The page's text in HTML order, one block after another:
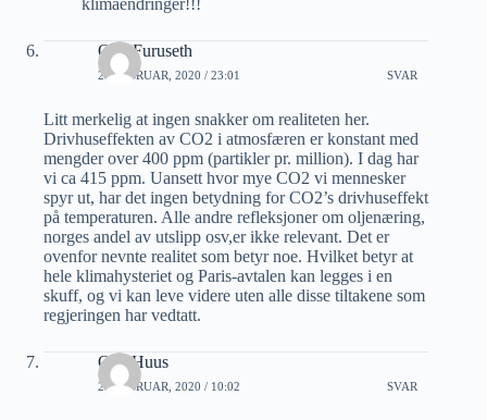
klimaendringer!!!
Odd Furuseth
21 FEBRUAR, 2020 / 23:01 SVAR
Litt merkelig at ingen snakker om realiteten her.
Drivhuseffekten av CO2 i atmosfæren er konstant med
mengder over 400 ppm (partikler pr. million). I dag har
vi ca 415 ppm. Uansett hvor mye CO2 vi mennesker
spyr ut, har det ingen betydning for CO2’s drivhuseffekt
på temperaturen. Alle andre refleksjoner om oljenæring,
norges andel av utslipp osv,er ikke relevant. Det er
ovenfor nevnte realitet som betyr noe. Hvilket betyr at
hele klimahysteriet og Paris-avtalen kan legges i en
skuff, og vi kan leve videre uten alle disse tiltakene som
regjeringen har vedtatt.
Ove Huus
22 FEBRUAR, 2020 / 10:02 SVAR